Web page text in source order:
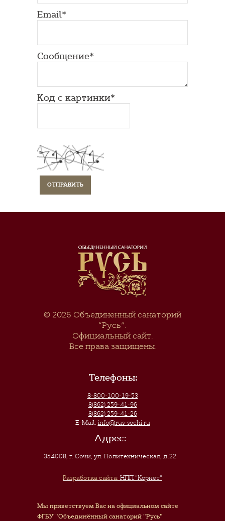
Email*
Сообщение*
Код с картинки*
© 2026 Объединенный санаторий
“Русь”.
Официальный сайт.
Все права защищены.
Телефоны:
8-800-100-19-53
8(862) 259-41-96
8(862) 259-41-26
E-Mail: info@rus-sochi.ru
Адрес:
354008, г. Сочи,ул. Политехническая, д.22
Разработка сайта: НПП "Корнет"
Мы приветствуем Вас на официальном сайте
ФГБУ "Объединённый санаторий "Русь"